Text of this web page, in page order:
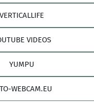
VERTICALLIFE
VIDEOS
YUMPU
WEBCAM.EU